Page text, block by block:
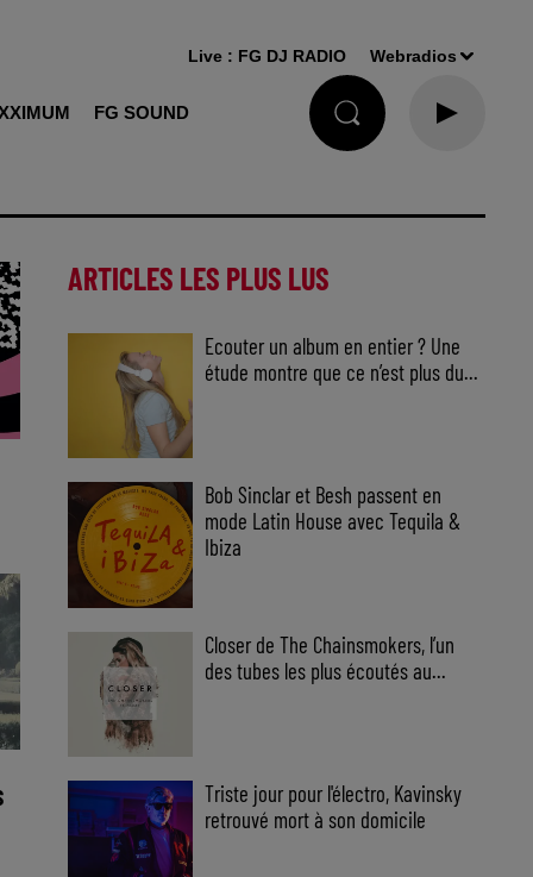
FG SOUND
Live : FG DJ RADIO Webradios
ARTICLES LES PLUS LUS
Ecouter un album en entier ? Une
étude montre que ce n’est plus du...
Bob Sinclar et Besh passent en
mode Latin House avec Tequila &
Ibiza
Closer de The Chainsmokers, l’un
des tubes les plus écoutés au...
Triste jour pour l'électro, Kavinsky
retrouvé mort à son domicile